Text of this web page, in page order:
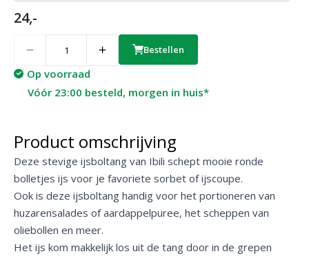
24,-
Bestellen
Op voorraad
Vóór 23:00 besteld, morgen in huis*
Product omschrijving
Deze stevige ijsboltang van Ibili schept mooie ronde
bolletjes ijs voor je favoriete sorbet of ijscoupe.
Ook is deze ijsboltang handig voor het portioneren van
huzarensalades of aardappelpuree, het scheppen van
oliebollen en meer.
Het ijs kom makkelijk los uit de tang door in de grepen